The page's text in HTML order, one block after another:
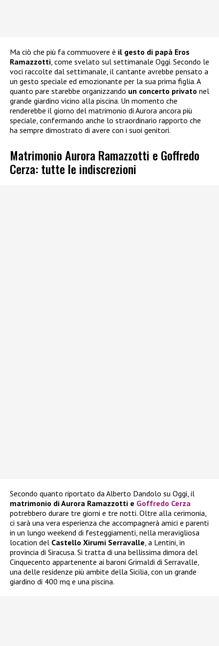
Ma ciò che più fa commuovere è il gesto di papà Eros
Ramazzotti, come svelato sul settimanale Oggi. Secondo le
voci raccolte dal settimanale, il cantante avrebbe pensato a
un gesto speciale ed emozionante per la sua prima figlia. A
quanto pare starebbe organizzando un concerto privato nel
grande giardino vicino alla piscina. Un momento che
renderebbe il giorno del matrimonio di Aurora ancora più
speciale, confermando anche lo straordinario rapporto che
ha sempre dimostrato di avere con i suoi genitori.
Matrimonio Aurora Ramazzotti e Goffredo
Cerza: tutte le indiscrezioni
Secondo quanto riportato da Alberto Dandolo su Oggi, il
matrimonio di Aurora Ramazzotti e Goffredo Cerza
potrebbero durare tre giorni e tre notti. Oltre alla cerimonia,
ci sarà una vera esperienza che accompagnerà amici e parenti
in un lungo weekend di festeggiamenti, nella meravigliosa
location del Castello Xirumi Serravalle , a Lentini, in
provincia di Siracusa. Si tratta di una bellissima dimora del
Cinquecento appartenente ai baroni Grimaldi di Serravalle,
una delle residenze più ambite della Sicilia, con un grande
giardino di 400 mq e una piscina.